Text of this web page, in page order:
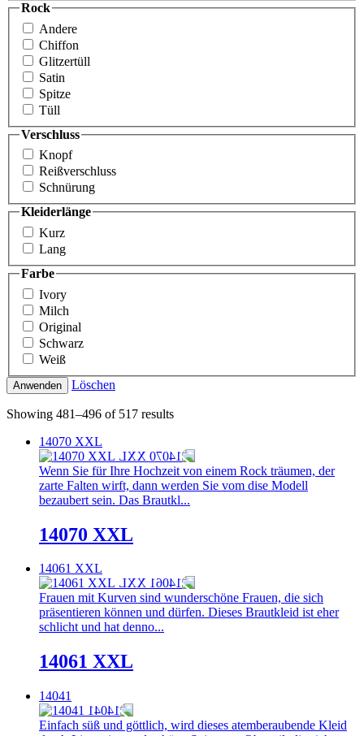
Rock
Andere
Chiffon
Glitzertüll
Satin
Spitze
Tüll
Verschluss
Knopf
Reißverschluss
Schnürung
Kleiderlänge
Kurz
Lang
Farbe
Ivory
Milch
Original
Schwarz
Weiß
Anwenden Löschen
Showing 481–496 of 517 results
14070 XXL
Wenn Sie für Ihre Hochzeit von einem Rock träumen, der
zarte Falten wirft, dann werden Sie vom dise Modell
bezaubert sein. Das Brautkl...
14070 XXL
14061 XXL
Frauen mit Kurven sind wunderschöne Frauen, die sich
präsentieren können und dürfen. Dieses Brautkleid ist eher
schlicht und hat denno...
14061 XXL
14041
Einfach süß und göttlich, wird dieses atemberaubende Kleid